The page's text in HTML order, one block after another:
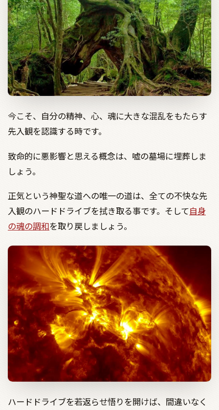
今こそ、自分の精神、心、魂に大きな混乱をもたらす
先入観を認識する時です。
致命的に悪影響と思える概念は、嘘の墓場に埋葬しま
しょう。
正気という神聖な道への唯一の道は、全ての不快な先
入観のハードドライブを拭き取る事です。そして自身
の魂の調和を取り戻しましょう。
ハードドライブを若返らせ悟りを開けば、間違いなく